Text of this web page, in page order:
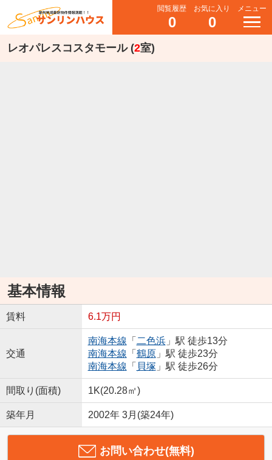
閲覧履歴
0
お気に入り
0
メニュー
レオパレスコスタモール (2室)
基本情報
賃料 6.1万円
交通
南海本線 「 二色浜」駅 徒歩13分
南海本線 「 鶴原」駅 徒歩23分
南海本線 「 貝塚 」駅 徒歩26分
間取り(面積) 1K(20.28㎡)
築年月 2002年 3月(築24年)
お問い合わせ(無料)